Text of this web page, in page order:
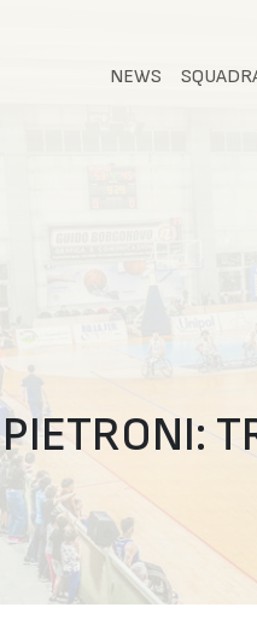
NEWS
PIETRONI: